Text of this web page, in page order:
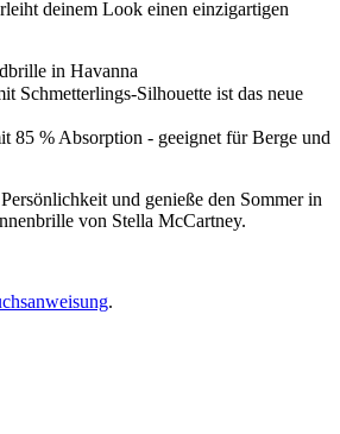
deinem Look einen einzigartigen
in Havanna
Schmetterlings-Silhouette ist das neue
85 % Absorption - geeignet für Berge und
und genieße den Sommer in
von Stella McCartney.
.